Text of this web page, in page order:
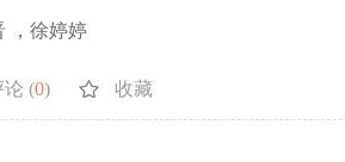
，徐婷婷
论 (0) 收藏